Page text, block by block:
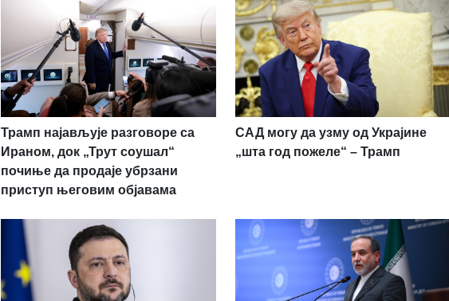
Трамп најављује разговоре са
Ираном, док „Трут соушал“
почиње да продаје убрзани
приступ његовим објавама
САД могу да узму од Украјине
„шта год пожеле“ – Трамп